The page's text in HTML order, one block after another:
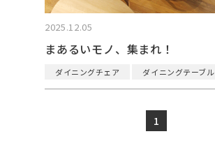
2025.12.05
まあるいモノ、集まれ！
ダイニングチェア ダイニングテーブル
1